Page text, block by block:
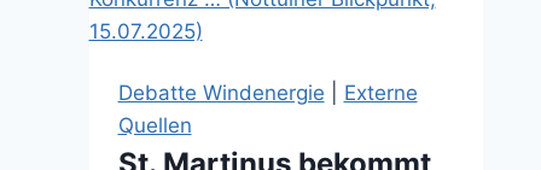
(29.12.2025)
Debatte Windenergie
Externe
Quellen